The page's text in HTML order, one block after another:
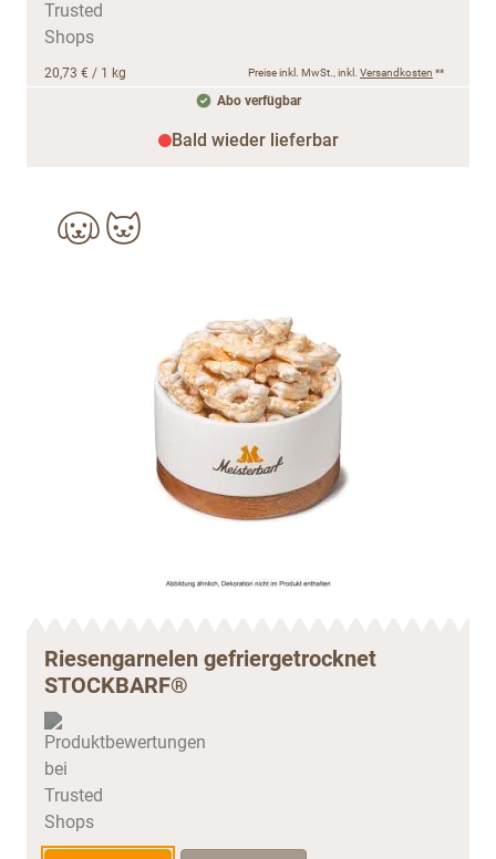
20,73 € / 1 kg Preise inkl. MwSt., inkl. Versandkosten **
Abo verfügbar
Bald wieder lieferbar
Riesengarnelen gefriergetrocknet
STOCKBARF®